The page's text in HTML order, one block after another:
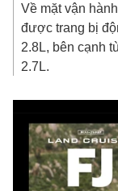
Về mặt vận
được trang bị
2.8L, bên cạnh
2.7L.